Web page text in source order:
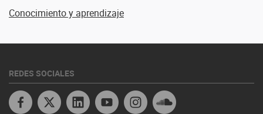
Conocimiento y aprendizaje
REDES SOCIALES
Facebook Linkedin Youtube Peru
Instagram